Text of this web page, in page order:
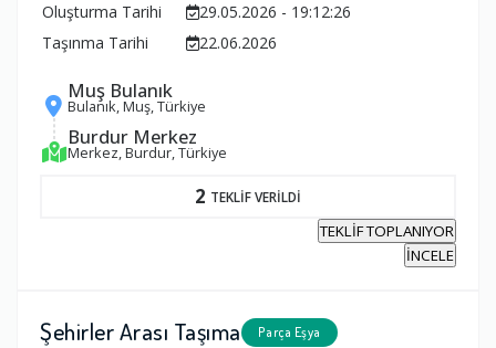
Oluşturma Tarihi
29.05.2026 - 19:12:26
Taşınma Tarihi
22.06.2026
Muş Bulanık
Bulanık, Muş, Türkiye
Burdur Merkez
Merkez, Burdur, Türkiye
2 TEKLİF VERİLDİ
TEKLİF TOPLANIYOR
İNCELE
Şehirler Arası Taşıma Parça Eşya